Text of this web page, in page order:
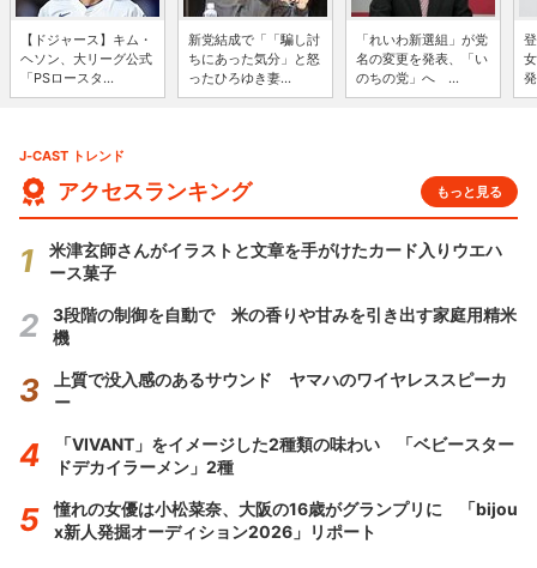
【ドジャース】キム・
ヘソン、大リーグ公式
「PSロースタ...
新党結成で「「騙し討
ちにあった気分」と怒
ったひろゆき妻...
「れいわ新選組」が党
名の変更を発表、「い
のちの党」へ ...
J-CAST トレンド
アクセスランキング もっと見る
米津玄師さんがイラストと文章を手がけたカード入りウエハ
ース菓子
3段階の制御を自動で 米の香りや甘みを引き出す家庭用精米
機
上質で没入感のあるサウンド ヤマハのワイヤレススピーカ
ー
「VIVANT」をイメージした2種類の味わい 「ベビースター
ドデカイラーメン」2種
憧れの女優は小松菜奈、大阪の16歳がグランプリに 「bijou
x新人発掘オーディション2026」リポート